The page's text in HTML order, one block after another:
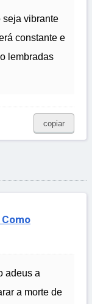
seja vibrante
constante e
lembradas
copiar
adeus a
a morte de